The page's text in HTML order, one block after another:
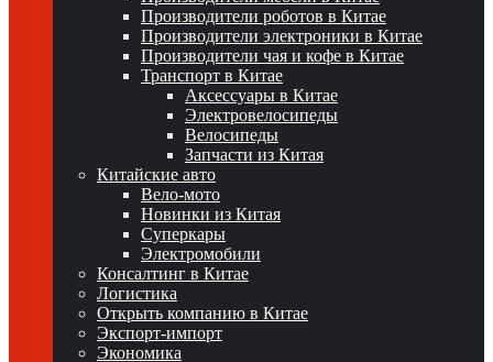
Производители роботов в Китае
Производители электроники в Китае
Производители чая и кофе в Китае
Транспорт в Китае
Аксессуары в Китае
Электровелосипеды
Велосипеды
Запчасти из Китая
Китайские авто
Вело-мото
Новинки из Китая
Суперкары
Электромобили
Консалтинг в Китае
Логистика
Открыть компанию в Китае
Экспорт-импорт
Экономика